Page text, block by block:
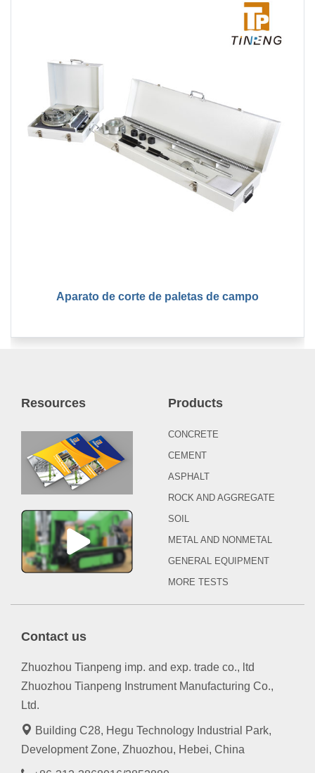
Aparato de corte de paletas de campo
Resources Products
CONCRETE
CEMENT
ASPHALT
ROCK AND AGGREGATE
SOIL
METAL AND NONMETAL
GENERAL EQUIPMENT
MORE TESTS
Contact us
Zhuozhou Tianpeng imp. and exp. trade co., ltd
Zhuozhou Tianpeng Instrument Manufacturing Co.,
Ltd.
Building C28, Hegu Technology Industrial Park,
Development Zone, Zhuozhou, Hebei, China